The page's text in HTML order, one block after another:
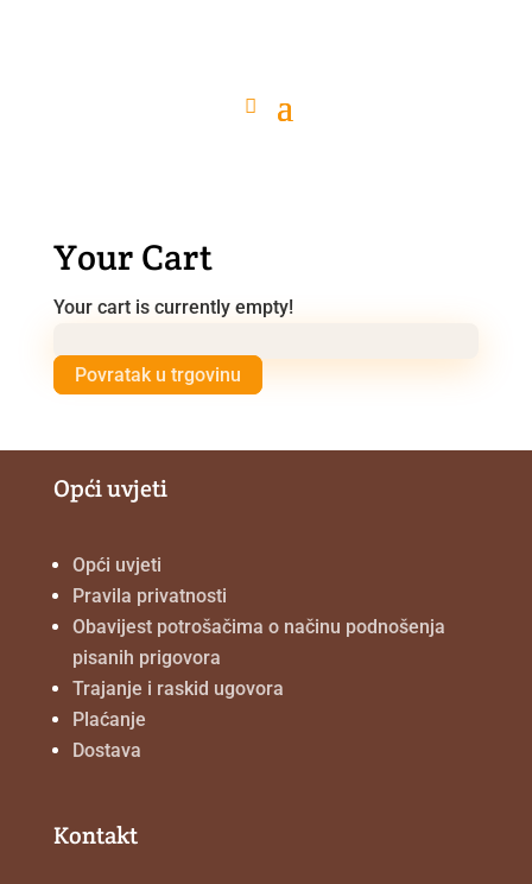
Your Cart
Your cart is currently empty!
Povratak u trgovinu
Opći uvjeti
Opći uvjeti
Pravila privatnosti
Obavijest potrošačima o načinu podnošenja
pisanih prigovora
Trajanje i raskid ugovora
Plaćanje
Dostava
Kontakt